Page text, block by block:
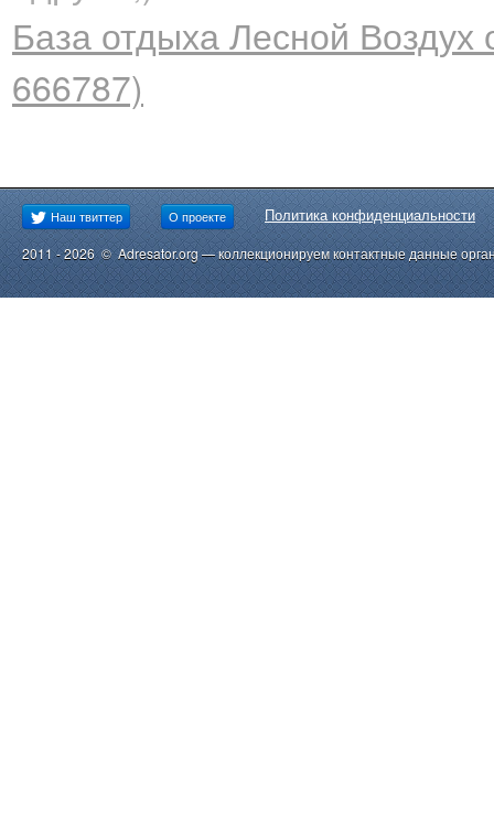
База отдыха Лесной Воздух
666787)
Наш твиттер О проекте Политика конфиденциальности
2011 - 2026 © Adresator.org — коллекционируем контактные данные